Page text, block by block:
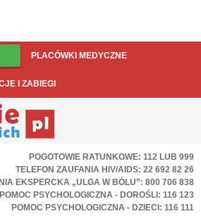
PLACÓWKI MEDYCZNE
I ZABIEGI
POGOTOWIE RATUNKOWE: 112 LUB 999
TELEFON ZAUFANIA HIV/AIDS: 22 692 82 26
EKSPERCKA „ULGA W BÓLU”: 800 706 838
POMOC PSYCHOLOGICZNA - DOROŚLI: 116 123
POMOC PSYCHOLOGICZNA - DZIECI: 116 111